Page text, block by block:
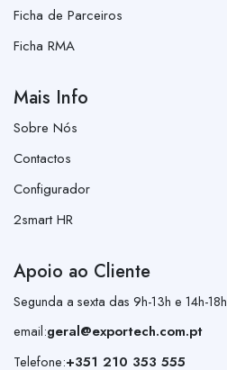
Ficha de Parceiros
Ficha RMA
Mais Info
Sobre Nós
Contactos
Configurador
2smart HR
Apoio ao Cliente
Segunda a sexta das 9h-13h e 14h-18h
email:geral@exportech.com.pt
Telefone:+351 210 353 555